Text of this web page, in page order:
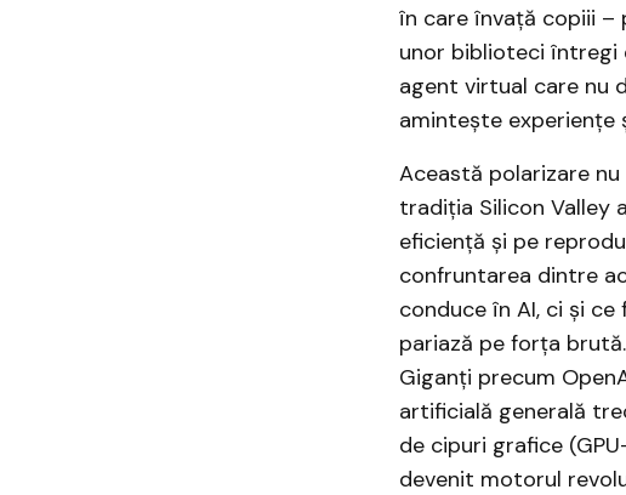
în care învață copiii –
unor biblioteci întregi
agent virtual care nu
amintește experiențe
Această polarizare
tradiția Silicon Valley a
eficiență și pe
confruntarea dintre
conduce în AI, ci și
pariază pe forța
Giganți precum
artificială generală
de cipuri grafice
devenit motorul